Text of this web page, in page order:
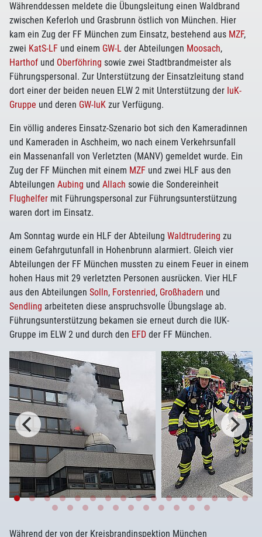
Währenddessen meldete die Übungsleitung einen Waldbrand
zwischen Keferloh und Grasbrunn östlich von München. Hier
kam ein Zug der FF München zum Einsatz, bestehend aus MZF,
zwei KatS-LF und einem GW-L der Abteilungen Moosach,
Harthof und Oberföhring sowie zwei Stadtbrandmeister als
Führungspersonal. Zur Unterstützung der Einsatzleitung stand
dort einer der beiden neuen ELW 2 mit Unterstützung der IuK-
Gruppe und deren GW-IuK zur Verfügung.
Ein völlig anderes Einsatz-Szenario bot sich den Kameradinnen
und Kameraden in Aschheim, wo nach einem Verkehrsunfall
ein Massenanfall von Verletzten (MANV) gemeldet wurde. Ein
Zug der FF München mit einem MZF und zwei HLF aus den
Abteilungen Aubing und Allach sowie die Sondereinheit
Flughelfer mit Führungspersonal zur Führungsunterstützung
waren dort im Einsatz.
Am Sonntag wurde ein HLF der Abteilung Waldtrudering zu
einem Gefahrgutunfall in Hohenbrunn alarmiert. Gleich vier
Abteilungen der FF München mussten zu einem Feuer in einem
hohen Haus mit 29 verletzten Personen ausrücken. Vier HLF
aus den Abteilungen Solln, Forstenried, Großhadern und
Sendling arbeiteten diese anspruchsvolle Übungslage ab.
Führungsunterstützung bekamen sie erneut durch die IUK-
Gruppe im ELW 2 und durch den EFD der FF München.
Während der von der Kreisbrandinspektion München